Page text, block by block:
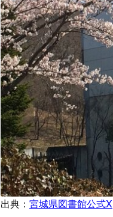
出典： 宮城県図書館公式X